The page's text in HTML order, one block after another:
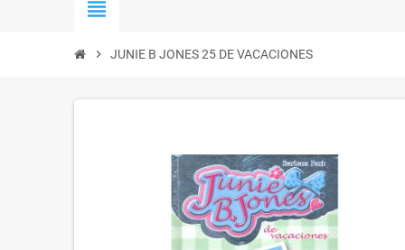
view_headline
chevron_right JUNIE B JONES 25 DE VACACIONES